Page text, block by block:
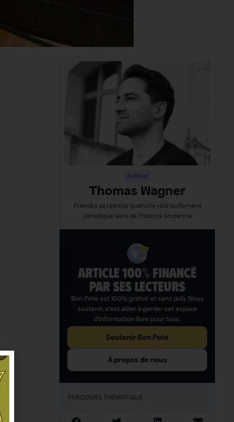
Auteur
Thomas Wagner
Prendra sa retraite quand le réchauffement
climatique sera de l’histoire ancienne
ARTICLE 100% FINANCÉ
PAR SES LECTEURS​
Bon Pote est 100% gratuit et sans pub. Nous
soutenir, c’est aider à garder cet espace
d’information libre pour tous.
Soutenir Bon Pote
À propos de nous
PARCOURS THÉMATIQUE